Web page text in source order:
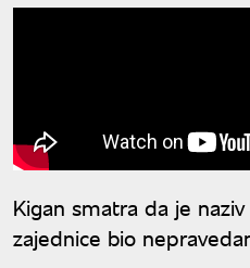
Kigan smatra da je
zajednice bio